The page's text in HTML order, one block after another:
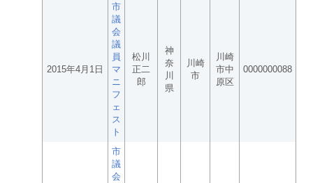
2015年4月1日
市
議
会
議
員
マ
ニ
フ
ェ
ス
ト
松川
正二
郎
神
奈
川
県
川崎
市
川崎
市中
原区
0000000088
市
議
会